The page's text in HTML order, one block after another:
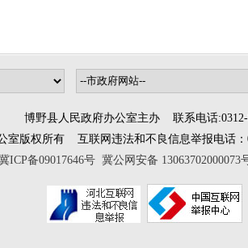
博野县人民政府办公室主办 联系电话
版权所有 互联网违法和不良信息举报电话：
ICP备09017646号 冀公网安备 13063702000073